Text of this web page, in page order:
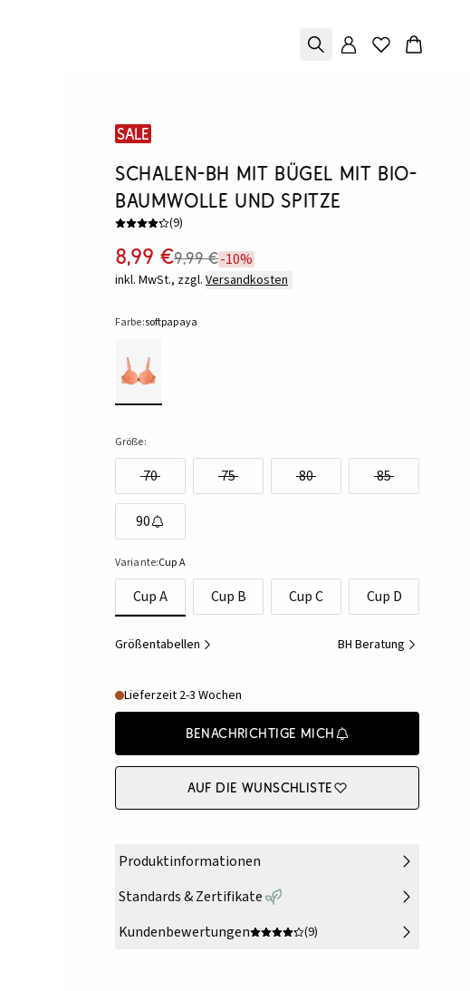
SALE
Schalen-BH mit Bügel mit Bio-
Baumwolle und Spitze
(9)
8,99 €9,99 €-10%
inkl. MwSt., zzgl. Versandkosten
Farbe:softpapaya
Größe:
70 75 80 85
90
Variante:Cup A
Cup A Cup B Cup C Cup D
Größentabellen BH Beratung
Lieferzeit 2-3 Wochen
Benachrichtige mich
Auf die Wunschliste
Produktinformationen
Standards & Zertifikate
Kundenbewertungen
(9)